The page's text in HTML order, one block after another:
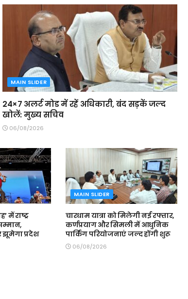
MAIN SLIDER
24×7 अलर्ट मोड में रहें अधिकारी, बंद सड़कें जल्द
खोलें: मुख्य सचिव
06/08/2026
में राष्ट्र
झूमेगा प्रदेश
MAIN SLIDER
चारधाम यात्रा को मिलेगी नई रफ्तार,
कर्णप्रयाग और सिमली में आधुनिक
पार्किंग परियोजनाएं जल्द होंगी शुरू
06/08/2026